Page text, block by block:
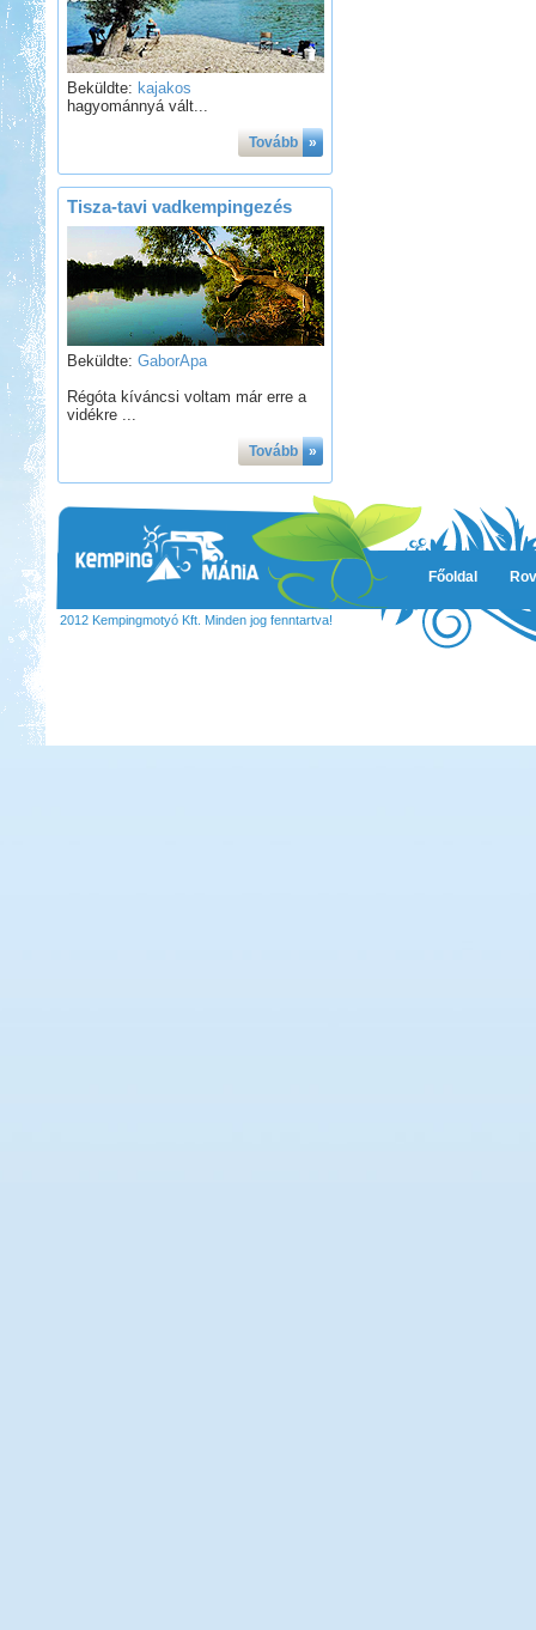
Beküldte: kajakos
hagyománnyá vált...
Tovább »
Tisza-tavi vadkempingezés
Beküldte: GaborApa
Régóta kíváncsi voltam már erre a
vidékre ...
Tovább »
Főoldal
2012 Kempingmotyó Kft. Minden jog fenntartva!